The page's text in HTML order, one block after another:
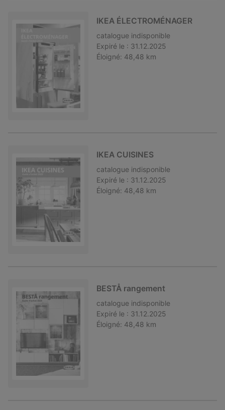
IKEA ÉLECTROMÉNAGER
catalogue indisponible
Expiré le : 31.12.2025
Éloigné: 48,48 km
IKEA CUISINES
catalogue indisponible
Expiré le : 31.12.2025
Éloigné: 48,48 km
BESTÅ rangement
catalogue indisponible
Expiré le : 31.12.2025
Éloigné: 48,48 km